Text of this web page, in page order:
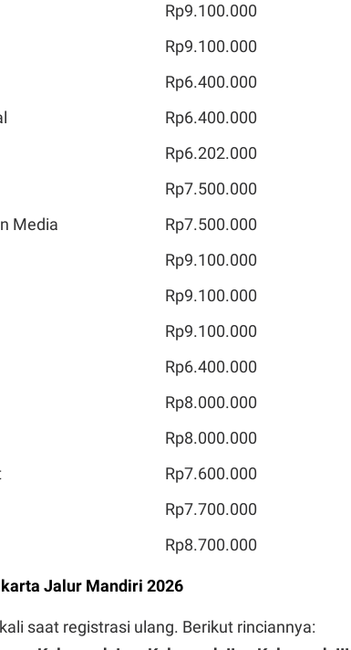
Rp9.100.000
Rp9.100.000
Rp6.400.000
Rp6.400.000
Rp6.202.000
Rp7.500.000
Media
Rp7.500.000
Rp9.100.000
Rp9.100.000
Rp9.100.000
Rp6.400.000
Rp8.000.000
Rp8.000.000
Rp7.600.000
Rp7.700.000
Rp8.700.000
Jalur Mandiri 2026
saat registrasi ulang. Berikut rinciannya: